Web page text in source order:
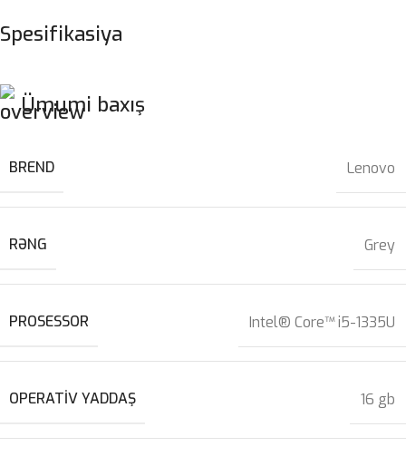
Spesifikasiya
Ümumi baxış
BREND Lenovo
RƏNG Grey
PROSESSOR Intel® Core™ i5-1335U
OPERATIV YADDAŞ 16 gb